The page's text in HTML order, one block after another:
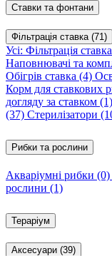
Ставки та фонтани
Фільтрація ставка (71)
Усі: Фільтрація ставка
Наповнювачі та
Обігрів ставка (4)
Корм для ставкових
догляду за ставком (1)
(37) Стерилізатори
Рибки та рослини
Акваріумні рибки (0)
рослини (1)
Тераріум
Аксесуари (39)